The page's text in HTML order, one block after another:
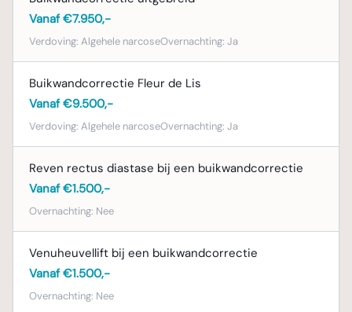
Wij vinden het belangrijk dat u na het
consult een weloverwogen beslissing kunt
nemen over de buikwandcorrectie. Daarom
besteden we veel aandacht aan het
informeren over de mogelijkheden, risico's
en verwachtingen. Uw wensen en
tevredenheid met het resultaat staan bij ons
voorop.
Consultkosten
Aan het consult zijn €100,- consultkosten
verbonden. Deze kosten worden in mindering
gebracht op de uiteindelijke prijs van de
behandeling, mocht u besluiten om de
buikwandcorrectie bij Blooming Plastische
Vanaf €7.950,-
Verdoving: Algehele narcoseOvernachting: Ja
Buikwandcorrectie Fleur de Lis
Vanaf €9.500,-
Verdoving: Algehele narcoseOvernachting: Ja
Reven rectus diastase bij een buikwandcorrectie
Vanaf €1.500,-
Overnachting: Nee
Venuheuvellift bij een buikwandcorrectie
Vanaf €1.500,-
Overnachting: Nee